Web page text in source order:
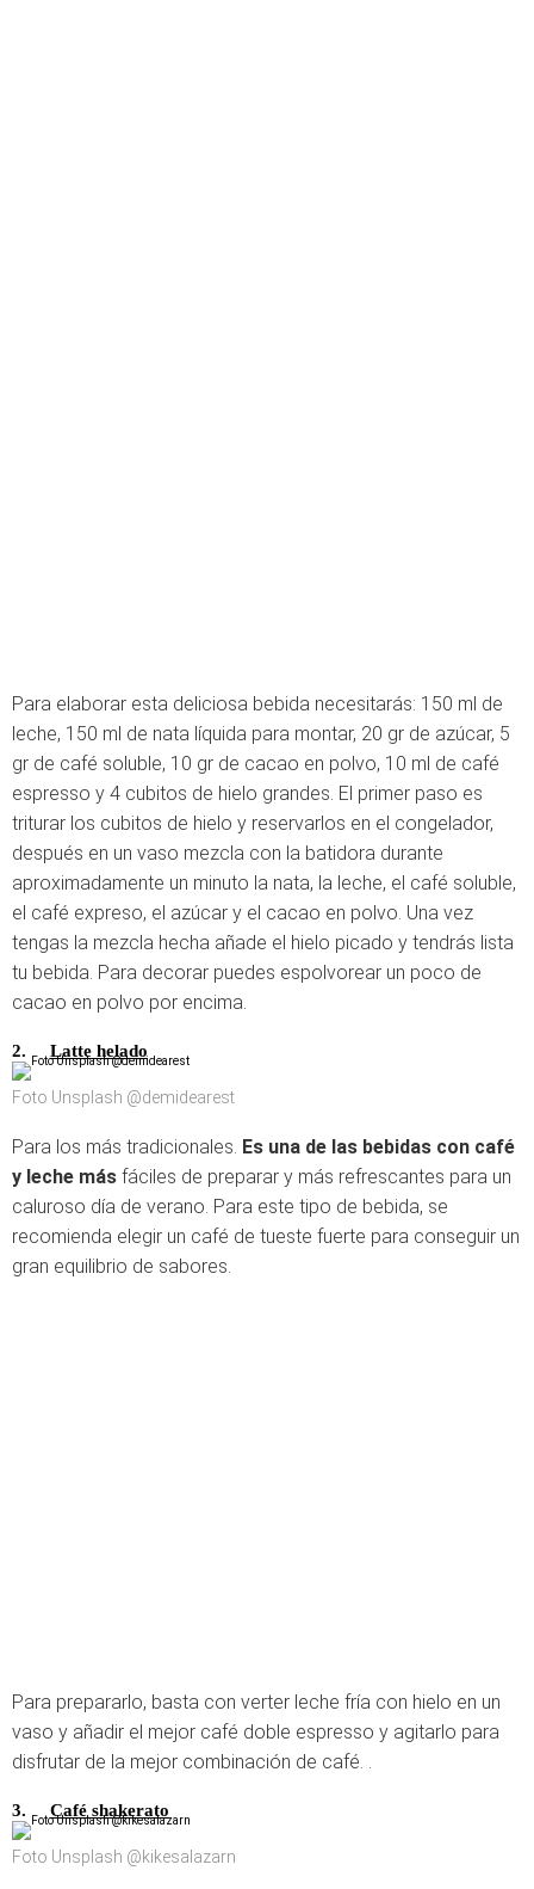
Para elaborar esta deliciosa bebida necesitarás: 150 ml de
leche, 150 ml de nata líquida para montar, 20 gr de azúcar, 5
gr de café soluble, 10 gr de cacao en polvo, 10 ml de café
espresso y 4 cubitos de hielo grandes. El primer paso es
triturar los cubitos de hielo y reservarlos en el congelador,
después en un vaso mezcla con la batidora durante
aproximadamente un minuto la nata, la leche, el café soluble,
el café expreso, el azúcar y el cacao en polvo. Una vez
tengas la mezcla hecha añade el hielo picado y tendrás lista
tu bebida. Para decorar puedes espolvorear un poco de
cacao en polvo por encima.
2. Latte helado
Foto Unsplash @demidearest
Para los más tradicionales. Es una de las bebidas con café
y leche más fáciles de preparar y más refrescantes para un
caluroso día de verano. Para este tipo de bebida, se
recomienda elegir un café de tueste fuerte para conseguir un
gran equilibrio de sabores.
Para prepararlo, basta con verter leche fría con hielo en un
vaso y añadir el mejor café doble espresso y agitarlo para
disfrutar de la mejor combinación de café. .
3. Café shakerato
Foto Unsplash @kikesalazarn